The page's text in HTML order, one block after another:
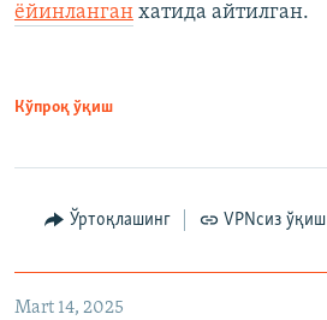
ёйинланган хатида айтилган.
Кўпроқ ўқиш
Ўртоқлашинг VPNсиз ўқиш
Mart 14, 2025